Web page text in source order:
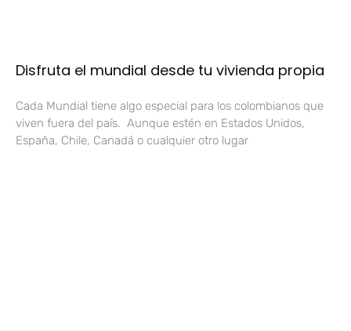
Disfruta el mundial desde tu vivienda propia
Cada Mundial tiene algo especial para los colombianos que
viven fuera del país. Aunque estén en Estados Unidos,
España, Chile, Canadá o cualquier otro lugar